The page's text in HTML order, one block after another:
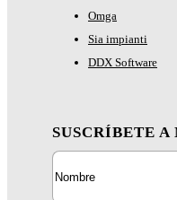
Omga
Sia impianti
DDX Software
SUSCRÍBETE